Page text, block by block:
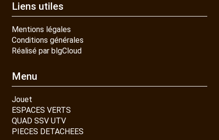
Liens utiles
Mentions légales
Conditions générales
Réalisé par blgCloud
Menu
Jouet
ESPACES VERTS
QUAD SSV UTV
PIECES DETACHEES